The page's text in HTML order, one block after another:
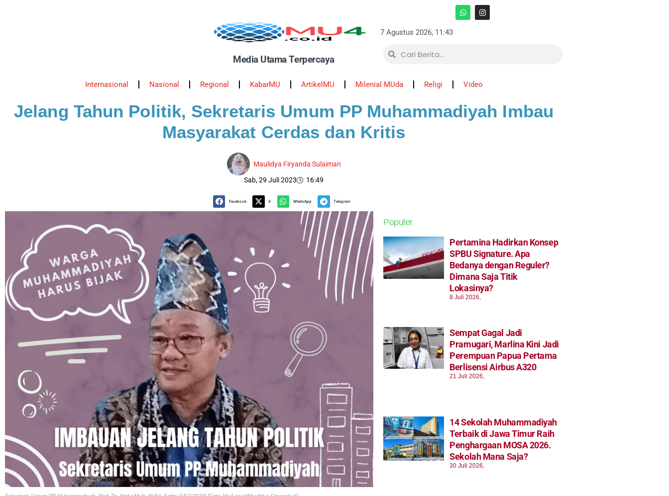
Media Utama Terpercaya
7 Agustus 2026, 11:43
Internasional Nasional Regional KabarMU ArtikelMU Milenial MUda Religi Video
Jelang Tahun Politik, Sekretaris Umum PP Muhammadiyah Imbau
Masyarakat Cerdas dan Kritis
Maulidya Firyanda Sulaiman
Sab, 29 Juli 2023 16:49
Facebook X WhatsApp Telegram
Populer
Pertamina Hadirkan Konsep
SPBU Signature. Apa
Bedanya dengan Reguler?
Dimana Saja Titik
Lokasinya?
8 Juli 2026,
Sempat Gagal Jadi
Pramugari, Marlina Kini Jadi
Perempuan Papua Pertama
Berlisensi Airbus A320
21 Juli 2026,
14 Sekolah Muhammadiyah
Terbaik di Jawa Timur Raih
Penghargaan MOSA 2026.
Sekolah Mana Saja?
30 Juli 2026,